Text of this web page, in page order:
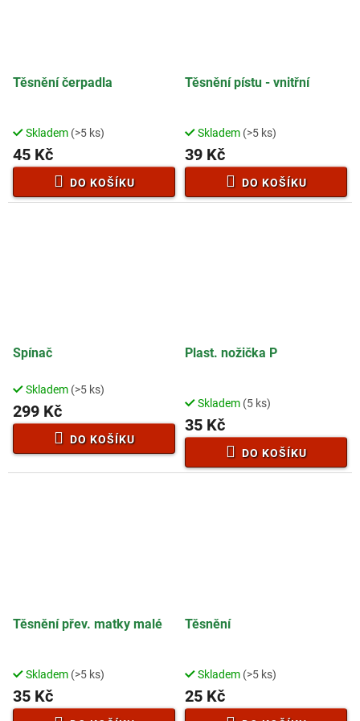
Těsnění čerpadla
Skladem (>5 ks)
45 Kč
DO KOŠÍKU
Těsnění pístu - vnitřní
Skladem (>5 ks)
39 Kč
DO KOŠÍKU
Spínač
Průměrné
hodnocení
produktu
2,0
Skladem (>5 ks)
299 Kč
DO KOŠÍKU
Plast. nožička P
Skladem (5 ks)
35 Kč
DO KOŠÍKU
Těsnění přev. matky malé
Skladem (>5 ks)
35 Kč
Těsnění
Skladem (>5 ks)
25 Kč